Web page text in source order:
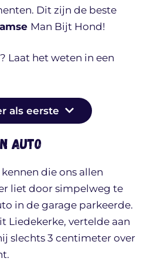
Dit zijn de beste
Man Bijt Hond!
Laat het weten in een
als eerste
auto
die ons allen
liet door simpelweg te
in de garage parkeerde.
Liedekerke, vertelde aan
slechts 3 centimeter over